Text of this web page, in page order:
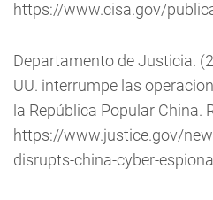
https://www.cisa.gov/
Departamento de Justicia.
UU. interrumpe las
la República Popular China.
https://www.justice.gov/
disrupts-china-cyber-